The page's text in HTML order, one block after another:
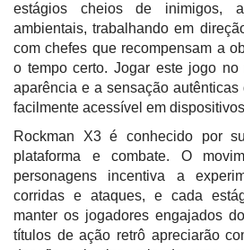
estágios cheios de inimigos,
ambientais, trabalhando em
com chefes que recompensam a
o tempo certo. Jogar este jogo no
aparência e a sensação
facilmente acessível em
Rockman X3 é conhecido por
plataforma e combate. O
personagens incentiva a
corridas e ataques, e cada
manter os jogadores engajados
títulos de ação retrô apreciarão